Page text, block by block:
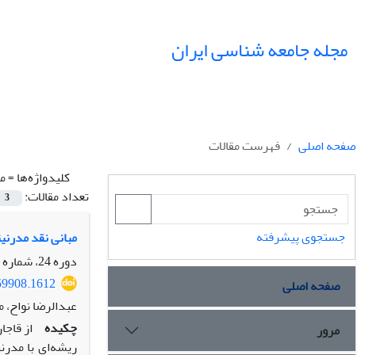
مجله جامعه شناسی ایران
صفحه اصلی
فهرست مقالات
کلیدواژه‌ها =
تعداد مقالات:
3
مبانی نقد
دوره 24، شماره 1، بهار 1402، صفحه
عبدالرضا
چکیده از
ریشه‌ای با
جستجوی پیشرفته
صفحه اصلی
مرور